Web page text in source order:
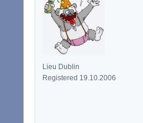
Lieu Dublin
Registered 19.10.2006